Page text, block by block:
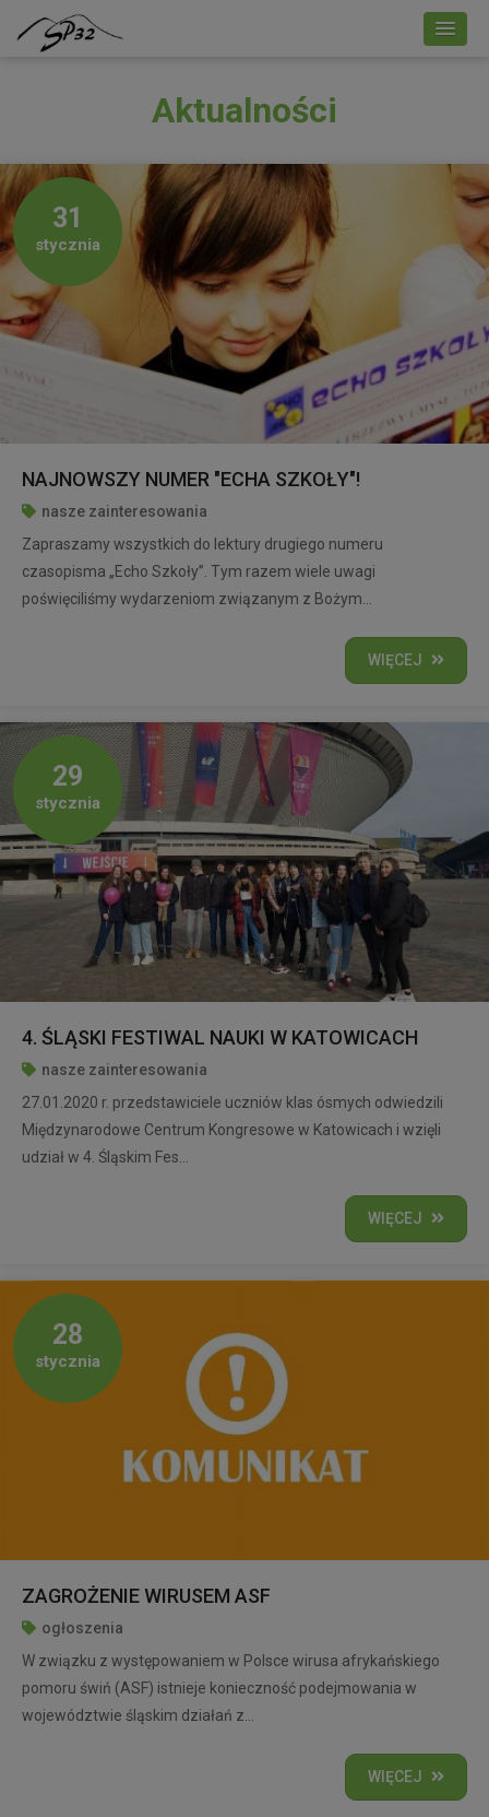
Aktualności
31
stycznia
NAJNOWSZY NUMER "ECHA SZKOŁY"!
nasze zainteresowania
Zapraszamy wszystkich do lektury drugiego numeru
czasopisma „Echo Szkoły”. Tym razem wiele uwagi
poświęciliśmy wydarzeniom związanym z Bożym...
WIĘCEJ
29
stycznia
4. ŚLĄSKI FESTIWAL NAUKI W KATOWICACH
nasze zainteresowania
27.01.2020 r. przedstawiciele uczniów klas ósmych odwiedzili
Międzynarodowe Centrum Kongresowe w Katowicach i wzięli
udział w 4. Śląskim Fes...
WIĘCEJ
28
stycznia
ZAGROŻENIE WIRUSEM ASF
ogłoszenia
W związku z występowaniem w Polsce wirusa afrykańskiego
pomoru świń (ASF) istnieje konieczność podejmowania w
województwie śląskim działań z...
WIĘCEJ